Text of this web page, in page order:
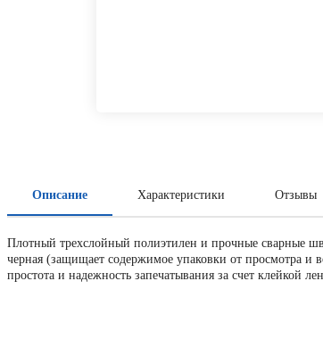
Описание Характеристики Отзывы
Плотный трехслойный полиэтилен и прочные сварные
черная (защищает содержимое упаковки от просмотра и
простота и надежность запечатывания за счет клейкой